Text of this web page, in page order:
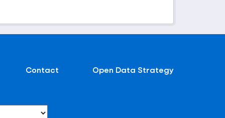
Contact Open Data Strategy